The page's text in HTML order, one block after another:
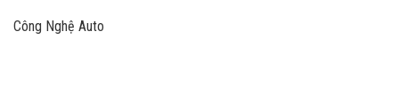
Công Nghệ Auto